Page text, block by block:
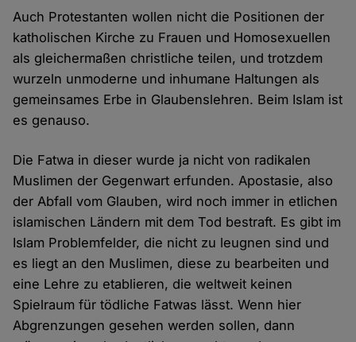
Auch Protestanten wollen nicht die Positionen der
katholischen Kirche zu Frauen und Homosexuellen
als gleichermaßen christliche teilen, und trotzdem
wurzeln unmoderne und inhumane Haltungen als
gemeinsames Erbe in Glaubenslehren. Beim Islam ist
es genauso.
Die Fatwa in dieser wurde ja nicht von radikalen
Muslimen der Gegenwart erfunden. Apostasie, also
der Abfall vom Glauben, wird noch immer in etlichen
islamischen Ländern mit dem Tod bestraft. Es gibt im
Islam Problemfelder, die nicht zu leugnen sind und
es liegt an den Muslimen, diese zu bearbeiten und
eine Lehre zu etablieren, die weltweit keinen
Spielraum für tödliche Fatwas lässt. Wenn hier
Abgrenzungen gesehen werden sollen, dann